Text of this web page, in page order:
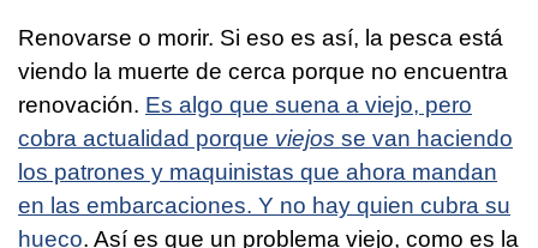
Renovarse o morir. Si eso es así, la pesca está
viendo la muerte de cerca porque no encuentra
renovación. Es algo que suena a viejo, pero
cobra actualidad porque viejos se van haciendo
los patrones y maquinistas que ahora mandan
en las embarcaciones. Y no hay quien cubra su
hueco. Así es que un problema viejo, como es la